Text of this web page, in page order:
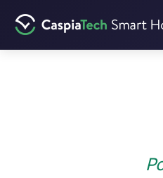
CASPIA SMART